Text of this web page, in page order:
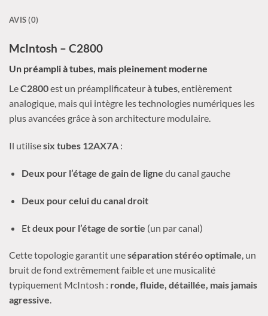
AVIS (0)
McIntosh – C2800
Un préampli à tubes, mais pleinement moderne
LeC2800est un préamplificateurà tubes, entièrement
analogique, mais qui intègre les technologies numériques les
plus avancées grâce à son architecture modulaire.
Il utilisesix tubes 12AX7A :
Deux pour l’étage de gain de ligne du canal gauche
Deux pour celui du canal droit
Etdeux pour l’étage de sortie (un par canal)
Cette topologie garantit uneséparation stéréo optimale, un
bruit de fond extrêmement faible et une musicalité
typiquement McIntosh : ronde, fluide, détaillée, mais jamais
agressive.